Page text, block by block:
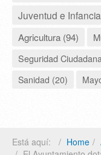
Juventud e
Agricultura (94)
Seguridad
Sanidad (20)
Está aquí: Home